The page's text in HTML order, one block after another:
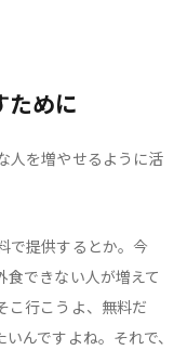
ために
人を増やせるように活
で提供するとか。今
食できない人が増えて
こ行こうよ、無料だ
んですよね。それで、